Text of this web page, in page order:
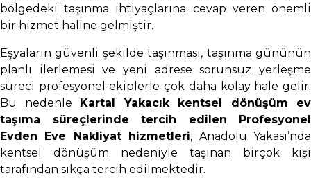
bölgedeki taşınma ihtiyaçlarına cevap veren önemli
bir hizmet haline gelmiştir.
Eşyaların güvenli şekilde taşınması, taşınma gününün
planlı ilerlemesi ve yeni adrese sorunsuz yerleşme
süreci profesyonel ekiplerle çok daha kolay hale gelir.
Bu nedenle
Kartal Yakacık kentsel dönüşüm ev
taşıma süreçlerinde tercih edilen Profesyonel
Evden Eve Nakliyat hizmetleri, Anadolu Yakası’nda
kentsel dönüşüm nedeniyle taşınan birçok kişi
tarafından sıkça tercih edilmektedir.